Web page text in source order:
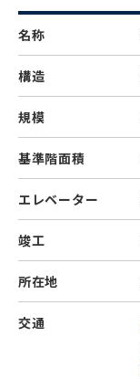
名称
構造
規模
基準階面積
エレベーター
竣工
所在地
交通